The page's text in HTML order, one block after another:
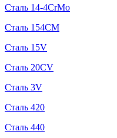
Сталь 14-4CrMo
Сталь 154CM
Сталь 15V
Сталь 20CV
Сталь 3V
Сталь 420
Сталь 440